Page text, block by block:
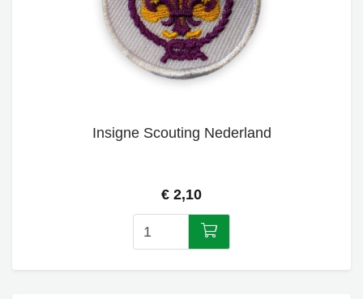
Insigne Scouting Nederland
€ 2,10